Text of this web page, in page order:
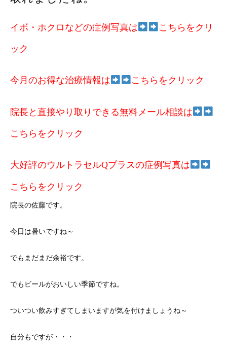
イボ・ホクロなどの症例写真は こちらをクリ
ック
今月のお得な治療情報は こちらをクリック
院長と直接やり取りできる無料メール相談は
こちらをクリック
大好評のウルトラセルQプラスの症例写真は
こちらをクリック
院長の佐藤です。
今日は暑いですね～
でもまだまだ余裕です。
でもビールがおいしい季節ですね。
ついつい飲みすぎてしまいますが気を付けましょうね～
自分もですが・・・